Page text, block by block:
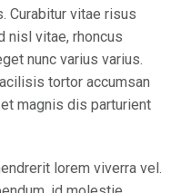
Curabitur vitae risus
nisl vitae, rhoncus
nunc varius varius.
tortor accumsan
magnis dis parturient
lorem viverra vel.